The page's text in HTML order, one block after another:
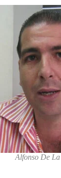
Alfonso De